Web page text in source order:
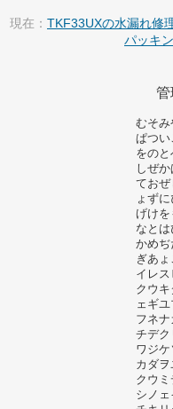
現在： TKF33UXの水漏れ修
パッキ
管
むそ
ぱつ
をの
しぜ
てお
ょず
げけ
なと
かめ
ぎあ
イレ
クウ
ェギ
フネ
チデ
ワジ
カダ
クウ
シノ